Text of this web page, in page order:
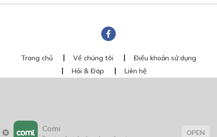
Trang chủ Về chúng tôi
Điều khoản sử dụng
Hỏi & Đáp
Liên hệ
2700/XN-CXBIPH do Cục Xuất bản, In và Phát hành cấp ngày 01/06/2022
Giấy Đăng kí kinh doanh số 0313105297 do Sở Kế hoạch và Đầu tư thành
Comi OPEN